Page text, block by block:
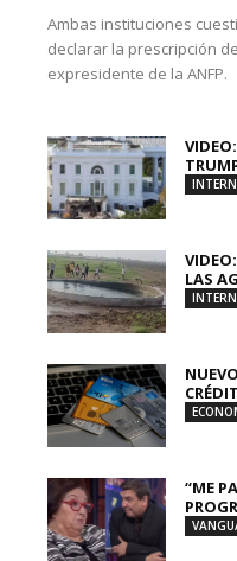
Ambas instituciones
declarar la prescripción
expresidente de la ANFP.
LAS
“ME